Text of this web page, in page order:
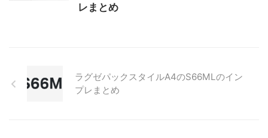
レまとめ
ラグゼパックスタイルA4のS66MLのイン
プレまとめ